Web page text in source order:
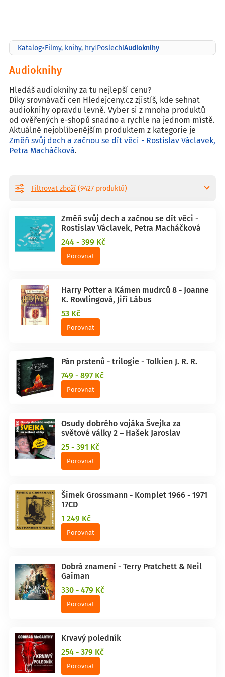
Katalog>Filmy, knihy, hry|Poslech|Audioknihy
Audioknihy
Hledáš audioknihy za tu nejlepší cenu?
Díky srovnávači cen Hledejceny.cz zjistíš, kde sehnat
audioknihy opravdu levně. Vyber si z mnoha produktů
od ověřených e-shopů snadno a rychle na jednom místě.
Aktuálně nejoblíbenějším produktem z kategorie je
Změň svůj dech a začnou se dít věci - Rostislav Václavek,
Petra Macháčková.
Změň svůj dech a začnou se dít věci -
Rostislav Václavek, Petra Macháčková
244 - 399 Kč
Porovnat
Harry Potter a Kámen mudrců 8 - Joanne
K. Rowlingová, Jiří Lábus
53 Kč
Porovnat
Pán prstenů - trilogie - Tolkien J. R. R.
749 - 897 Kč
Porovnat
Osudy dobrého vojáka Švejka za
světové války 2 – Hašek Jaroslav
25 - 391 Kč
Porovnat
Šimek Grossmann - Komplet 1966 - 1971
17CD
1 249 Kč
Porovnat
Dobrá znamení - Terry Pratchett & Neil
Gaiman
330 - 479 Kč
Porovnat
Krvavý poledník
254 - 379 Kč
Porovnat
Filtrovat zboží (9427 produktů)